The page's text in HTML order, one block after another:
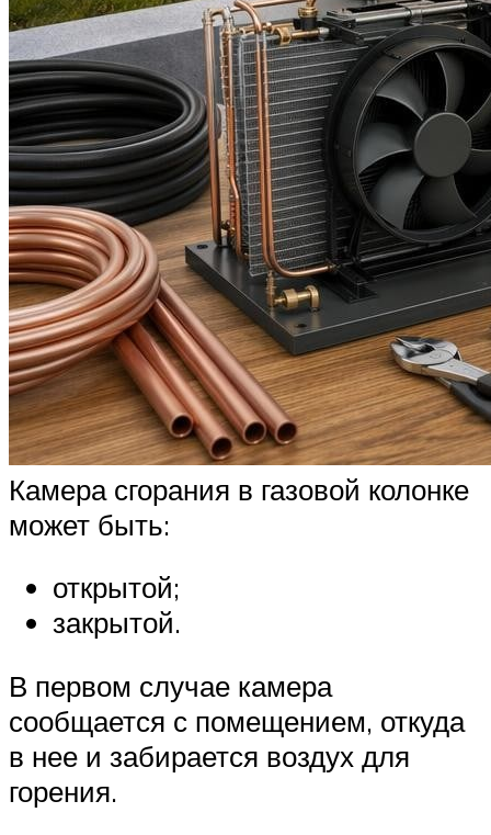
Камера сгорания в газовой колонке
может быть:
открытой;
закрытой.
В первом случае камера
сообщается с помещением, откуда
в нее и забирается воздух для
горения.